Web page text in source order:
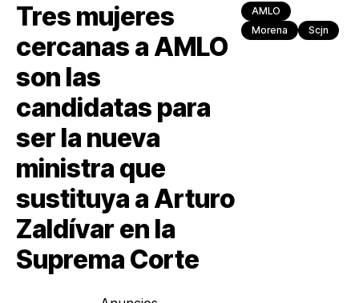
Tres mujeres
cercanas a AMLO
son las
candidatas para
ser la nueva
ministra que
sustituya a Arturo
Zaldívar en la
Suprema Corte
AMLO
Morena
Scjn